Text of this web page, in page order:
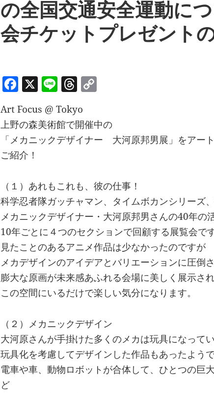
の全国交通安全運動に
会チケットプレゼント
F
c
e
b
o
o
k
X Li
n
e
T
re
a
d
p
y
Li
k
Art Focus @ Tokyo
上野の森美術館で開催中の
「メカニックデザイナー 大河原邦男展」をア
ご紹介！
（１）あれもこれも、彼の仕事！
科学忍者隊ガッチャマン、タイムボカンシリーズ
メカニックデザイナー・大河原邦男さんの40年の
10年ごとに４つのセクションで回顧する展覧会です
見たことのあるアニメ作品は少なかったのですが
メカデザインのアイデアとバリエーションに圧倒さ
膨大な原画が未来感あふれる会場に美しく展示さ
この空間にいるだけで楽しい気分になります。
（２）メカニックデザイン
大河原さんが手掛けた多くのメカは玩具になってい
玩具化を考慮してデザインした作品もあったようで
電車や車、動物ロボットが合体して、ひとつの巨
ど